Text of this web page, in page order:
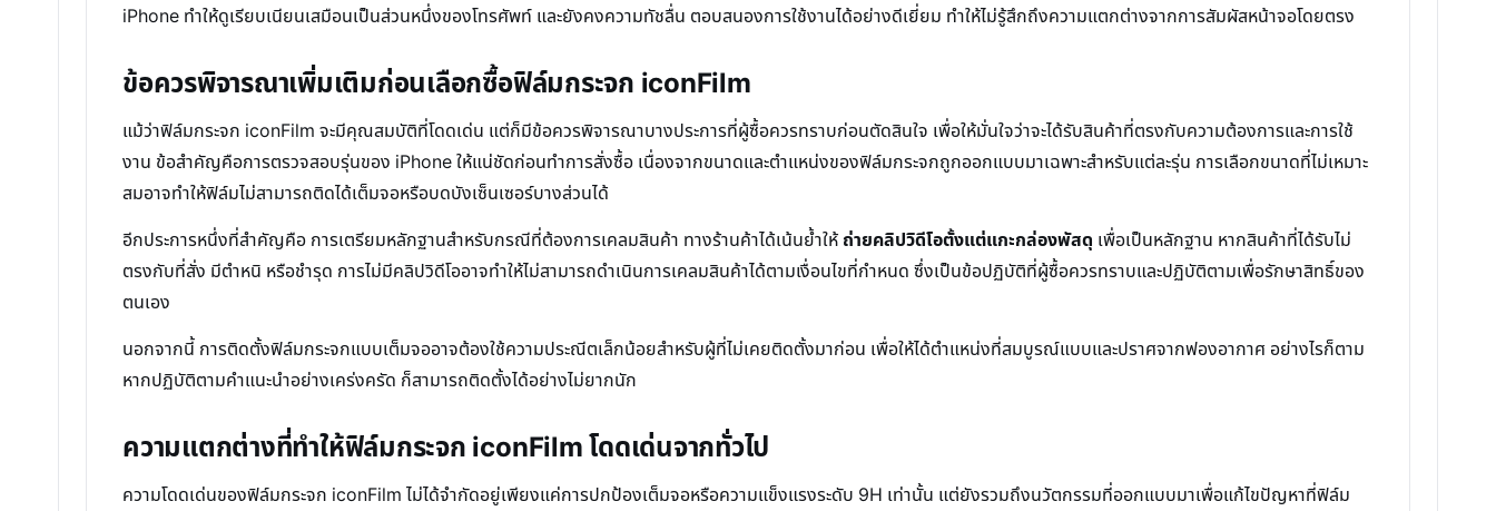
iPhone ทำให้ดูเรียบเนียนเสมือนเป็นส่วนหนึ่งของโทรศัพท์ และยังคงความทัชลื่น ตอบสนองการใช้งานได้อย่างดีเยี่ยม ทำให้ไม่รู้สึกถึงความแตกต่างจากการสัมผัสหน้าจอโดยตรง
ข้อควรพิจารณาเพิ่มเติมก่อนเลือกซื้อฟิล์มกระจก iconFilm
แม้ว่าฟิล์มกระจก iconFilm จะมีคุณสมบัติที่โดดเด่น แต่ก็มีข้อควรพิจารณาบางประการที่ผู้ซื้อควรทราบก่อนตัดสินใจ เพื่อให้มั่นใจว่าจะได้รับสินค้าที่ตรงกับความต้องการและการใช้
งาน ข้อสำคัญคือการตรวจสอบรุ่นของ iPhone ให้แน่ชัดก่อนทำการสั่งซื้อ เนื่องจากขนาดและตำแหน่งของฟิล์มกระจกถูกออกแบบมาเฉพาะสำหรับแต่ละรุ่น การเลือกขนาดที่ไม่เหมาะ
สมอาจทำให้ฟิล์มไม่สามารถติดได้เต็มจอหรือบดบังเซ็นเซอร์บางส่วนได้
อีกประการหนึ่งที่สำคัญคือ การเตรียมหลักฐานสำหรับกรณีที่ต้องการเคลมสินค้า ทางร้านค้าได้เน้นย้ำให้ ถ่ายคลิปวิดีโอตั้งแต่แกะกล่องพัสดุ เพื่อเป็นหลักฐาน หากสินค้าที่ได้รับไม่
ตรงกับที่สั่ง มีตำหนิ หรือชำรุด การไม่มีคลิปวิดีโออาจทำให้ไม่สามารถดำเนินการเคลมสินค้าได้ตามเงื่อนไขที่กำหนด ซึ่งเป็นข้อปฏิบัติที่ผู้ซื้อควรทราบและปฏิบัติตามเพื่อรักษาสิทธิ์ของ
ตนเอง
นอกจากนี้ การติดตั้งฟิล์มกระจกแบบเต็มจออาจต้องใช้ความประณีตเล็กน้อยสำหรับผู้ที่ไม่เคยติดตั้งมาก่อน เพื่อให้ได้ตำแหน่งที่สมบูรณ์แบบและปราศจากฟองอากาศ อย่างไรก็ตาม
หากปฏิบัติตามคำแนะนำอย่างเคร่งครัด ก็สามารถติดตั้งได้อย่างไม่ยากนัก
ความแตกต่างที่ทำให้ฟิล์มกระจก iconFilm โดดเด่นจากทั่วไป
ความโดดเด่นของฟิล์มกระจก iconFilm ไม่ได้จำกัดอยู่เพียงแค่การปกป้องเต็มจอหรือความแข็งแรงระดับ 9H เท่านั้น แต่ยังรวมถึงนวัตกรรมที่ออกแบบมาเพื่อแก้ไขปัญหาที่ฟิล์ม